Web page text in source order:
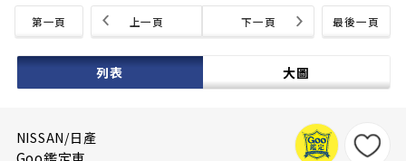
第一頁 最後一頁
上一頁 下一頁
列表 大圖
NISSAN/日產